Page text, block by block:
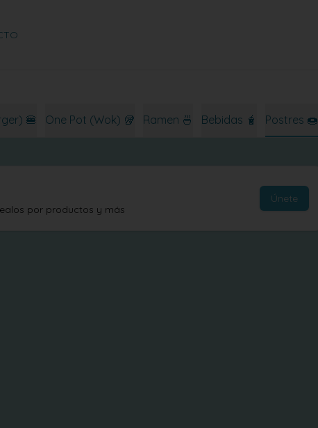
🍔 One Pot (Wok) 🥡 Ramen 🍜 Bebidas 🧋 Postres 🍩
por productos y más
Únete